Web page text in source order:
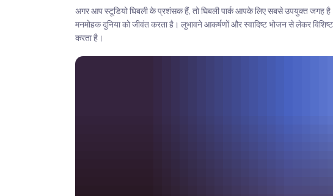
अगर आप स्टूडियो घिबली के प्रशंसक हैं, तो घिबली पार्क आपके लिए सबसे उपयुक्त जगह है।
मनमोहक दुनिया को जीवंत करता है। लुभावने आकर्षणों और स्वादिष्ट भोजन से लेकर
करता है।